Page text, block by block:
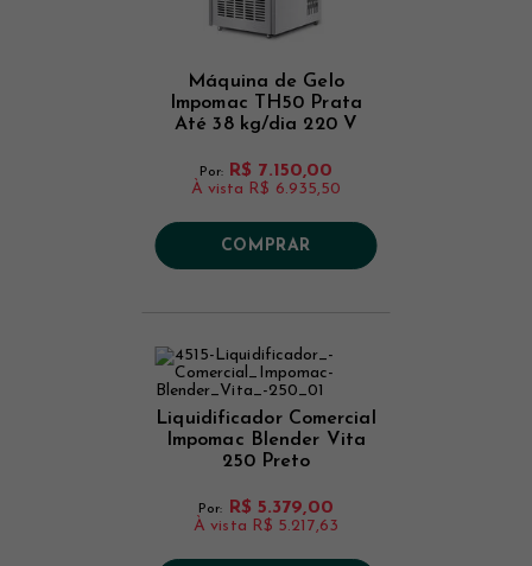
Máquina de Gelo
Impomac TH50 Prata
Até 38 kg/dia 220 V
Por: R$ 7.150,00
À vista R$ 6.935,50
COMPRAR
Liquidificador Comercial
Impomac Blender Vita
250 Preto
Por: R$ 5.379,00
À vista R$ 5.217,63